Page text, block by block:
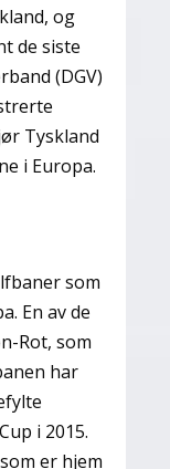
og
de siste
(DGV)
Tyskland
i Europa.
som
En av de
Rot, som
har
i 2015.
er hjem